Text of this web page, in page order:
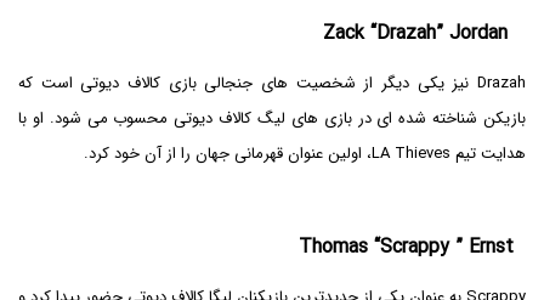
Drazah نیز یکی دیگر از شخصیت های جنجالی بازی کالاف دیوتی است که
بازیکن شناخته شده ای در بازی های لیگ کالاف دیوتی محسوب می شود. او با
هدایت تیم LA Thieves، اولین عنوان قهرمانی جهان را از آن خود کرد.
Thomas “Scrappy ” Ernst